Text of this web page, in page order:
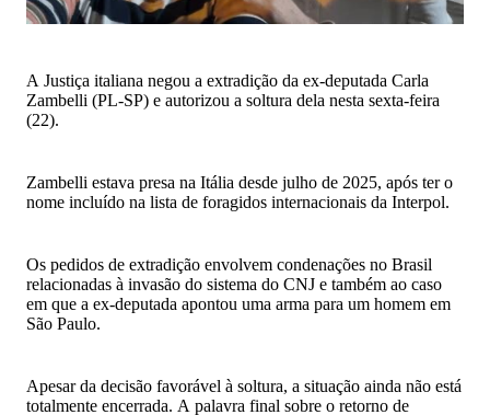
A Justiça italiana negou a extradição da ex-deputada Carla
Zambelli (PL-SP) e autorizou a soltura dela nesta sexta-feira
(22).
Zambelli estava presa na Itália desde julho de 2025, após ter o
nome incluído na lista de foragidos internacionais da Interpol.
Os pedidos de extradição envolvem condenações no Brasil
relacionadas à invasão do sistema do CNJ e também ao caso
em que a ex-deputada apontou uma arma para um homem em
São Paulo.
Apesar da decisão favorável à soltura, a situação ainda não está
totalmente encerrada. A palavra final sobre o retorno de